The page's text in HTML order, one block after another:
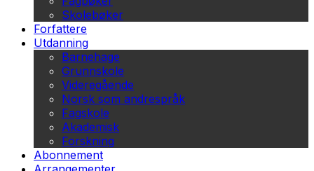
Skolebøker
Forfattere
Utdanning
Barnehage
Grunnskole
Videregående
Norsk som andrespråk
Fagskole
Akademisk
Forskning
Abonnement